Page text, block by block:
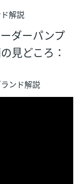
解説
ダーパンプ
見どころ：
ンド解説